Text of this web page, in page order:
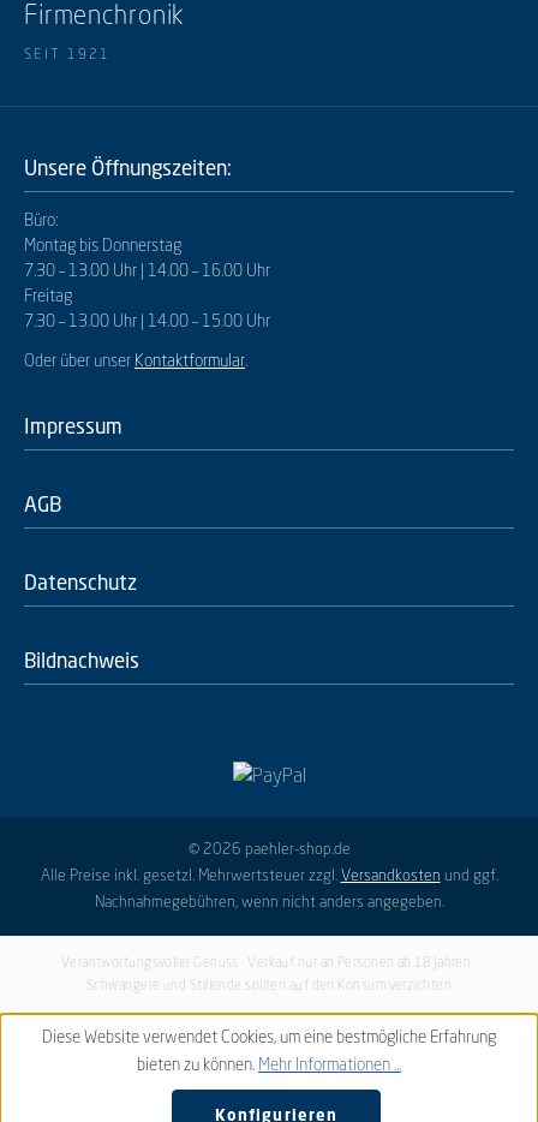
Firmenchronik
SEIT 1921
Unsere Öffnungszeiten:
Büro:
Montag bis Donnerstag
7.30 – 13.00 Uhr | 14.00 – 16.00 Uhr
Freitag
7.30 – 13.00 Uhr | 14.00 – 15.00 Uhr
Oder über unser Kontaktformular.
Impressum
AGB
Datenschutz
Bildnachweis
© 2026 paehler-shop.de
Alle Preise inkl. gesetzl. Mehrwertsteuer zzgl. Versandkosten und ggf.
Nachnahmegebühren, wenn nicht anders angegeben.
Verantwortungsvoller Genuss · Verkauf nur an Personen ab 18 Jahren ·
Schwangere und Stillende sollten auf den Konsum verzichten
Diese Website verwendet Cookies, um eine bestmögliche Erfahrung
bieten zu können. Mehr Informationen ...
Konfigurieren